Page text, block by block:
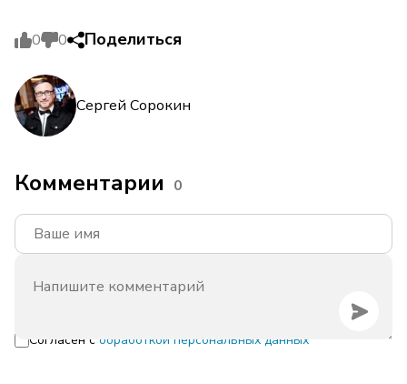
0 0 Поделиться
Сергей Сорокин
Комментарии 0
Согласен с обработкой персональных данных